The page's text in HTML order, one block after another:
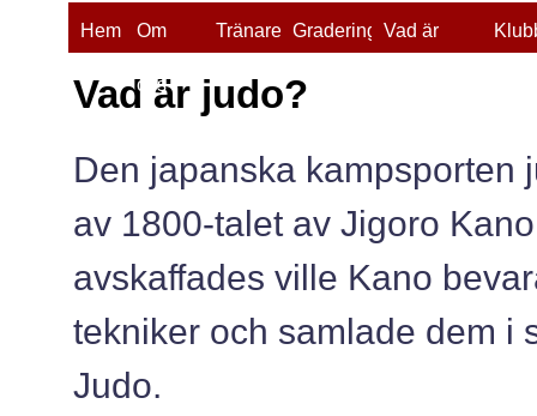
Hem Om
oss
Tränare Gradering Vad är
Vad är judo?
Den japanska kampsporten
av 1800-talet av Jigoro
avskaffades ville Kano
tekniker och samlade dem i
Judo.